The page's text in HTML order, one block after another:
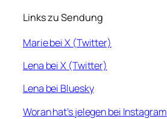
Links zu Sendung
Marie bei X (Twitter)
Lena bei X (Twitter)
Lena bei Bluesky
Woran hat’s jelegen bei Instagram